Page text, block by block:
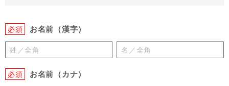
必須 お名前（漢字）
必須 お名前（カナ）